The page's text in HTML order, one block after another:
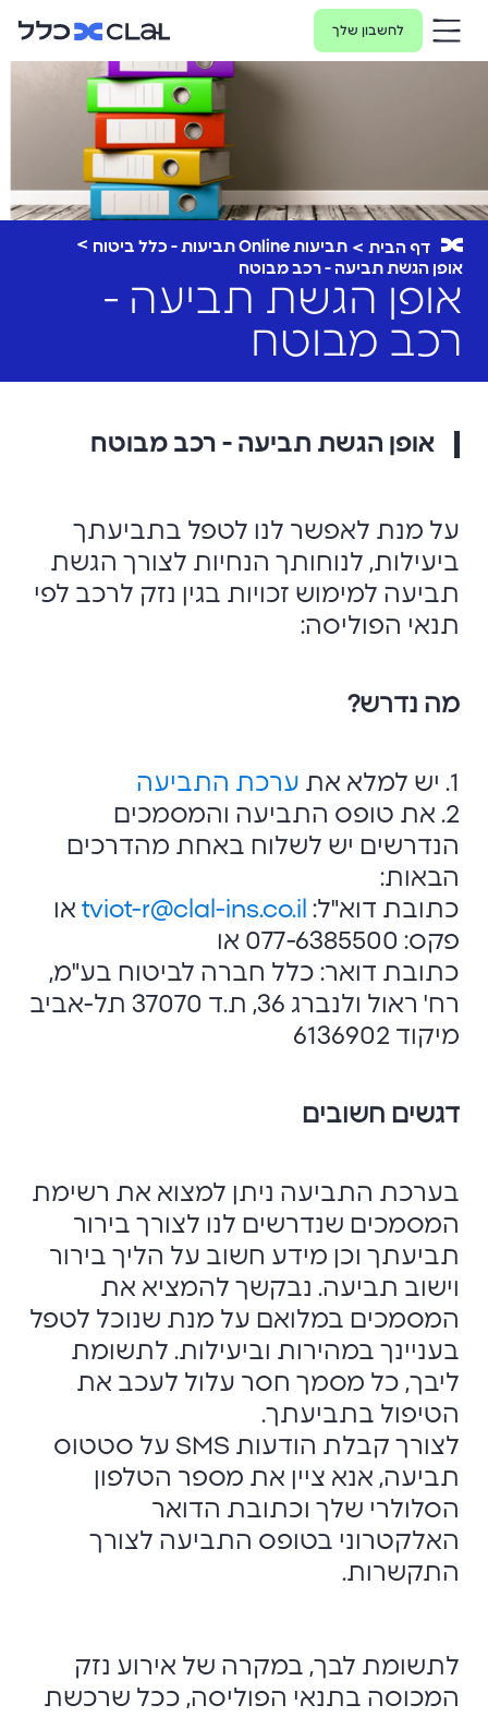
לחשבון שלך
דף הבית
תביעות Online תביעות - כלל ביטוח
אופן הגשת תביעה - רכב מבוטח
אופן הגשת תביעה -
רכב מבוטח
אופן הגשת תביעה - רכב מבוטח
על מנת לאפשר לנו לטפל בתביעתך
ביעילות, לנוחותך הנחיות לצורך הגשת
תביעה למימוש זכויות בגין נזק לרכב לפי
תנאי הפוליסה:
מה נדרש?
1. יש למלא את
ערכת התביעה
2. את טופס התביעה והמסמכים
הנדרשים יש לשלוח באחת מהדרכים
הבאות:
כתובת דוא"ל: tviot-r@clal-ins.co.ilאו
פקס: 077-6385500 או
כתובת דואר: כלל חברה לביטוח בע"מ,
רח' ראול ולנברג 36, ת.ד 37070 תל-אביב
מיקוד 6136902
דגשים חשובים
בערכת התביעה ניתן למצוא את רשימת
המסמכים שנדרשים לנו לצורך בירור
תביעתך וכן מידע חשוב על הליך בירור
וישוב תביעה. נבקשך להמציא את
המסמכים במלואם על מנת שנוכל לטפל
בעניינך במהירות וביעילות. לתשומת
ליבך, כל מסמך חסר עלול לעכב את
הטיפול בתביעתך.
לצורך קבלת הודעות SMS על סטטוס
תביעה, אנא ציין את מספר הטלפון
הסלולרי שלך וכתובת הדואר
האלקטרוני בטופס התביעה לצורך
התקשרות.
לתשומת לבך, במקרה של אירוע נזק
המכוסה בתנאי הפוליסה, ככל שרכשת